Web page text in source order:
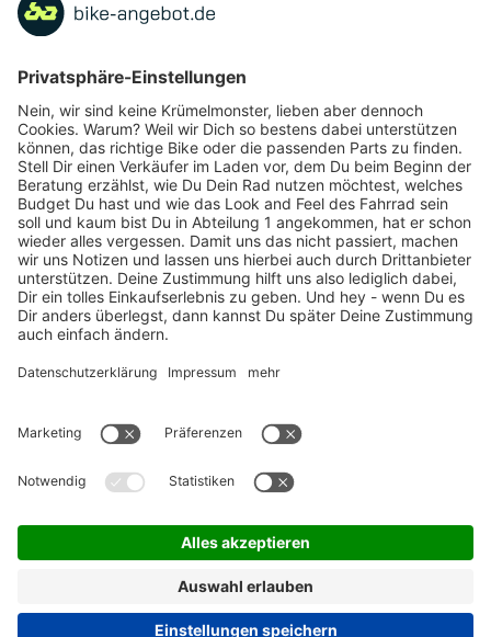
Beliebte Fahrrad-Kategorien
Marken-Highlights
TOP-Marken
ZAHLUNGSARTEN / RATENKAUF
FÜR ARBEITGEBER & ARBEITNEHMER